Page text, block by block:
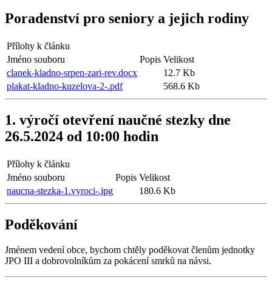
Poradenství pro seniory a jejich rodiny
Přílohy k článku
Jméno souboru
Popis Velikost
clanek-kladno-srpen-zari-rev.docx
12.7 Kb
plakat-kladno-kuzelova-2-.pdf
568.6 Kb
1. výročí otevření naučné stezky dne
26.5.2024 od 10:00 hodin
Přílohy k článku
Jméno souboru
Popis Velikost
naucna-stezka-1.vyroci-.jpg
180.6 Kb
Poděkování
Jménem vedení obce, bychom chtěly poděkovat členům jednotky
JPO III a dobrovolníkům za pokácení smrků na návsi.